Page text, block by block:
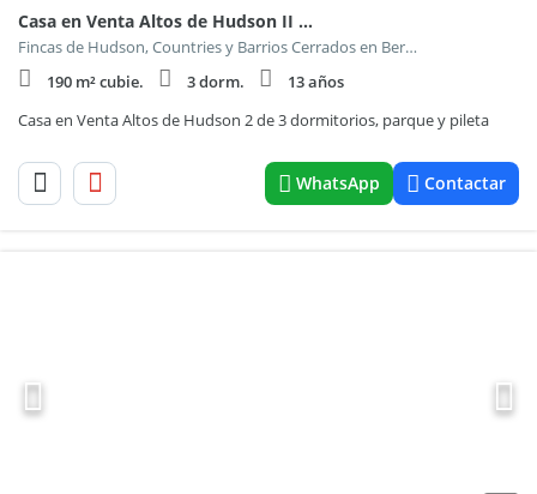
Casa en Venta Altos de Hudson II de 3 dormitorios, parque y pileta
Fincas de Hudson, Countries y Barrios Cerrados en Berazategui
190 m² cubie.
3 dorm.
13 años
Casa en Venta Altos de Hudson 2 de 3 dormitorios, parque y pileta
WhatsApp Contactar